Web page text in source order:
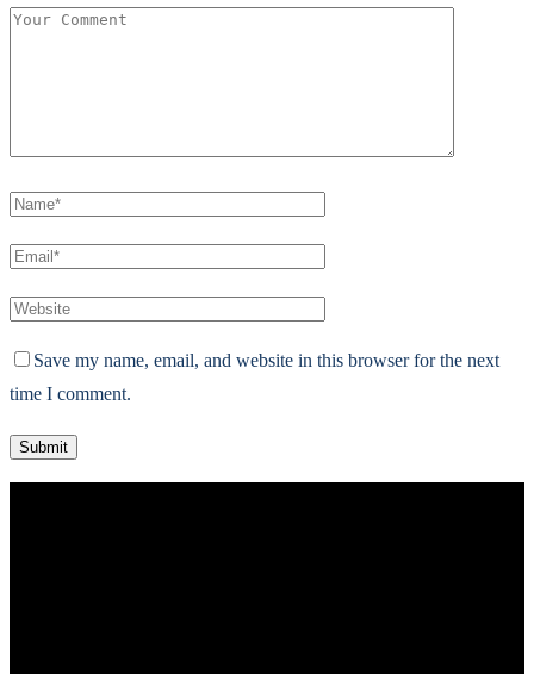
Save my name, email, and website in this browser for the next
time I comment.